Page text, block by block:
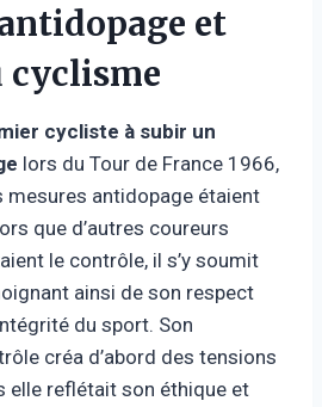
et
cyclisme
cycliste à subir un
lors du Tour de France 1966,
mesures antidopage étaient
que d’autres coureurs
le contrôle, il s’y soumit
ainsi de son respect
du sport. Son
créa d’abord des tensions
elle reflétait son éthique et